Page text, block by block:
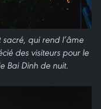
qui rend l’âme
des visiteurs pour le
Bai Dinh de nuit.